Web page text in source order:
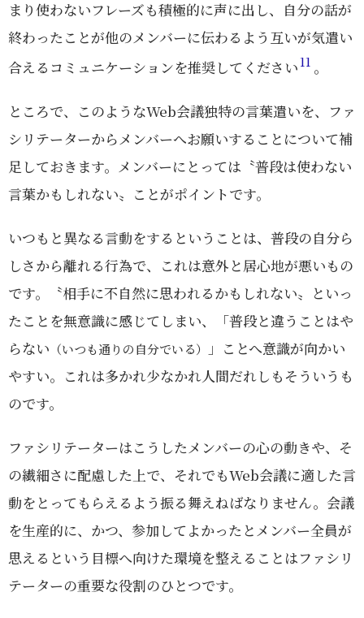
まり使わないフレーズも積極的に声に出し、自分の話が
終わったことが他のメンバーに伝わるよう互いが気遣い
合えるコミュニケーションを推奨してください11 。
ところで、このようなWeb会議独特の言葉遣いを、ファ
シリテーターからメンバーへお願いすることについて補
足しておきます。メンバーにとっては〝普段は使わない
言葉かもしれない〟ことがポイントです。
いつもと異なる言動をするということは、普段の自分ら
しさから離れる行為で、これは意外と居心地が悪いもの
です。〝相手に不自然に思われるかもしれない〟といっ
たことを無意識に感じてしまい、「普段と違うことはや
らない （いつも通りの自分でいる）
」ことへ意識が向かい
やすい。これは多かれ少なかれ人間だれしもそういうも
のです。
ファシリテーターはこうしたメンバーの心の動きや、そ
の繊細さに配慮した上で、それでもWeb会議に適した言
動をとってもらえるよう振る舞えねばなりません。会議
を生産的に、かつ、参加してよかったとメンバー全員が
思えるという目標へ向けた環境を整えることはファシリ
テーターの重要な役割のひとつです。